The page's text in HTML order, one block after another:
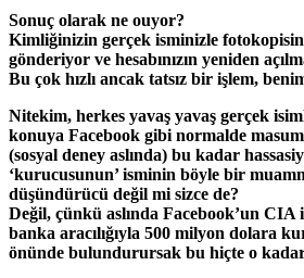
Sonuç olarak ne ouyor?
Kimliğinizin gerçek isminizle
gönderiyor ve hesabınızın yeniden
Bu çok hızlı ancak tatsız bir işlem,
Nitekim, herkes yavaş yavaş gerçek
konuya Facebook gibi normalde
(sosyal deney aslında) bu kadar
‘kurucusunun’ isminin böyle bir
düşündürücü değil mi sizce de?
Değil, çünkü aslında Facebook’un
banka aracılığıyla 500 milyon dolara
önünde bulundurursak bu hiçte o